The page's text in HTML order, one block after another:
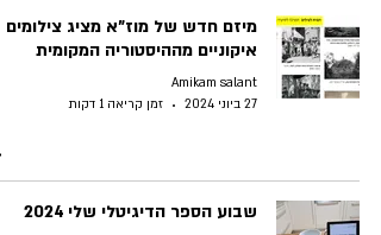
מיזם חדש של מוז"א מציג צילומים
איקוניים מההיסטוריה המקומית
Amikam salant
27 ביוני 2024
זמן קריאה 1 דקות
שבוע הספר הדיגיטלי שלי 2024